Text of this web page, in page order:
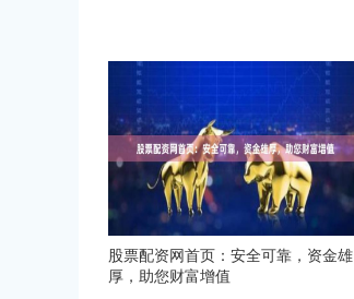
股票配资网首页：安全可靠，资金雄
厚，助您财富增值